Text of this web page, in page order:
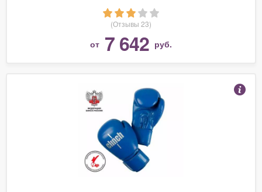
(Отзывы 23)
от 7 642 руб.